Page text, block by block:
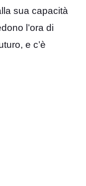
sua capacità
l’ora di
e c’è